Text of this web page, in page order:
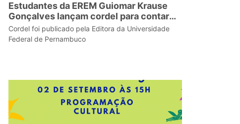
Estudantes da EREM Guiomar Krause
Gonçalves lançam cordel para contar
sobre o coronavírus as crianças do
futuro
Cordel foi publicado pela Editora da Universidade
Federal de Pernambuco